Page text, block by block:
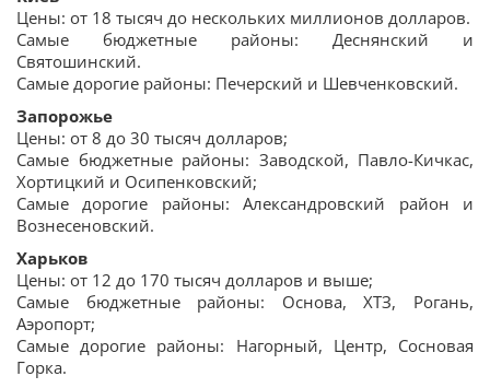
Цены: от 18 тысяч до нескольких миллионов долларов.
Самые бюджетные районы: Деснянский и
Святошинский.
Самые дорогие районы: Печерский и Шевченковский.
Запорожье
Цены: от 8 до 30 тысяч долларов;
Самые бюджетные районы: Заводской, Павло-Кичкас,
Хортицкий и Осипенковский;
Самые дорогие районы: Александровский район и
Вознесеновский.
Харьков
Цены: от 12 до 170 тысяч долларов и выше;
Самые бюджетные районы: Основа, ХТЗ, Рогань,
Аэропорт;
Самые дорогие районы: Нагорный, Центр, Сосновая
Горка.